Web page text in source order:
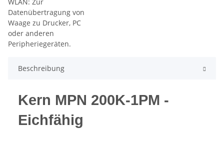
Beschreibung
Kern MPN 200K-1PM -
Eichfähig